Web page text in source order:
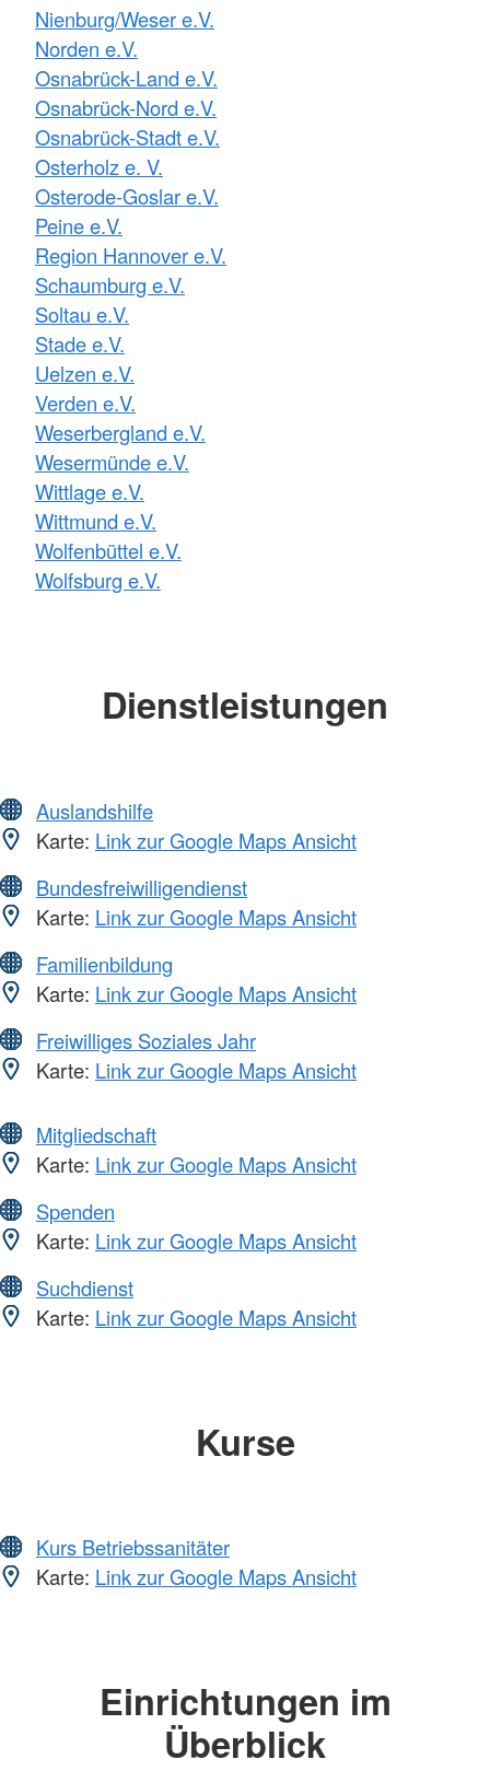
Nienburg/Weser e.V.
Norden e.V.
Osnabrück-Land e.V.
Osnabrück-Nord e.V.
Osnabrück-Stadt e.V.
Osterholz e. V.
Osterode-Goslar e.V.
Peine e.V.
Region Hannover e.V.
Schaumburg e.V.
Soltau e.V.
Stade e.V.
Uelzen e.V.
Verden e.V.
Weserbergland e.V.
Wesermünde e.V.
Wittlage e.V.
Wittmund e.V.
Wolfenbüttel e.V.
Wolfsburg e.V.
Dienstleistungen
Auslandshilfe
Karte: Link zur Google Maps Ansicht
Bundesfreiwilligendienst
Karte: Link zur Google Maps Ansicht
Familienbildung
Karte: Link zur Google Maps Ansicht
Freiwilliges Soziales Jahr
Karte: Link zur Google Maps Ansicht
Mitgliedschaft
Karte: Link zur Google Maps Ansicht
Spenden
Karte: Link zur Google Maps Ansicht
Suchdienst
Karte: Link zur Google Maps Ansicht
Kurse
Kurs Betriebssanitäter
Karte: Link zur Google Maps Ansicht
Einrichtungen im
Überblick